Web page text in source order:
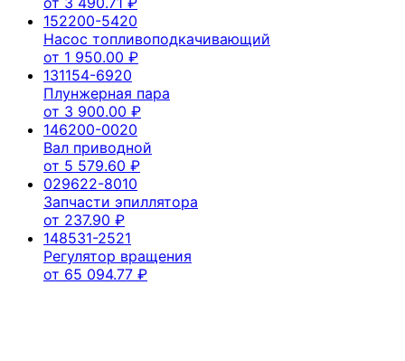
152200-5420
Насос топливоподкачивающий
от 1 950.00 ₽
131154-6920
Плунжерная пара
от 3 900.00 ₽
146200-0020
Вал приводной
от 5 579.60 ₽
029622-8010
Запчасти эпиллятора
от 237.90 ₽
148531-2521
Регулятор вращения
от 65 094.77 ₽